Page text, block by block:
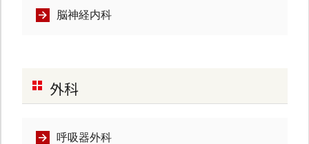
脳神経内科
外科
呼吸器外科